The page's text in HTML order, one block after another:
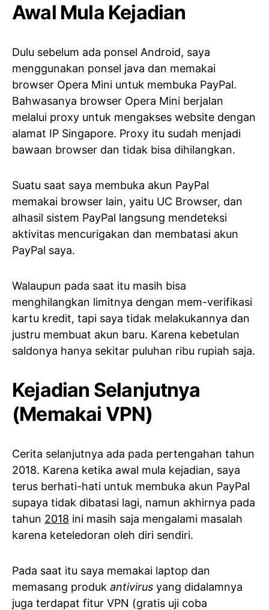
Awal Mula Kejadian
Dulu sebelum ada ponsel Android, saya
menggunakan ponsel java dan memakai
browser Opera Mini untuk membuka PayPal.
Bahwasanya browser Opera Mini berjalan
melalui proxy untuk mengakses website dengan
alamat IP Singapore. Proxy itu sudah menjadi
bawaan browser dan tidak bisa dihilangkan.
Suatu saat saya membuka akun PayPal
memakai browser lain, yaitu UC Browser, dan
alhasil sistem PayPal langsung mendeteksi
aktivitas mencurigakan dan membatasi akun
PayPal saya.
Walaupun pada saat itu masih bisa
menghilangkan limitnya dengan mem-verifikasi
kartu kredit, tapi saya tidak melakukannya dan
justru membuat akun baru. Karena kebetulan
saldonya hanya sekitar puluhan ribu rupiah saja.
Kejadian Selanjutnya
(Memakai VPN)
Cerita selanjutnya ada pada pertengahan tahun
2018. Karena ketika awal mula kejadian, saya
terus berhati-hati untuk membuka akun PayPal
supaya tidak dibatasi lagi, namun akhirnya pada
tahun 2018 ini masih saja mengalami masalah
karena keteledoran oleh diri sendiri.
Pada saat itu saya memakai laptop dan
memasang produk antivirus yang didalamnya
juga terdapat fitur VPN (gratis uji coba